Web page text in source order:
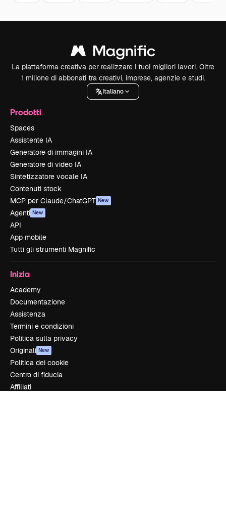
La piattaforma creativa per realizzare i tuoi migliori lavori. Oltre
1 milione di abbonati tra creativi, imprese, agenzie e studi.
Italiano
Prodotti
Spaces
Assistente IA
Generatore di immagini IA
Generatore di video IA
Sintetizzatore vocale IA
Contenuti stock
MCP per Claude/ChatGPT New
Agenti New
API
App mobile
Tutti gli strumenti Magnific
Inizia
Academy
Documentazione
Assistenza
Termini e condizioni
Politica sulla privacy
Originali New
Politica dei cookie
Centro di fiducia
Affiliati